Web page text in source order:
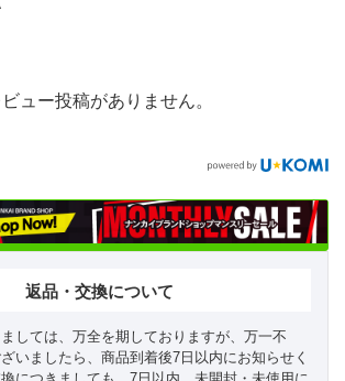
ビュー投稿がありません。
返品・交換について
しては、万全を期しておりますが、万一不
いましたら、商品到着後7日以内にお知らせく